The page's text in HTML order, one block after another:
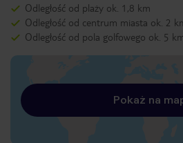
Odległość od plaży ok. 1,8 km
Odległość od centrum miasta ok. 2
Odległość od pola golfowego ok. 5
Pokaż na